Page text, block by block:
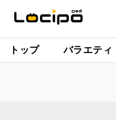
トップ バラエティ